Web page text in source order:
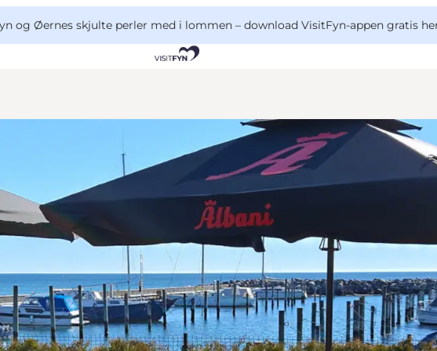
og Øernes skjulte perler med i lommen – download VisitFyn-appen gratis